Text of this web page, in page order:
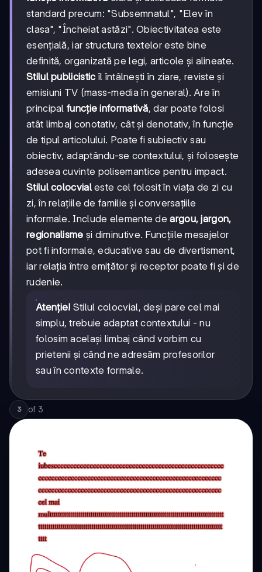
standard precum: "Subsemnatul", "Elev în
clasa", "Încheiat astăzi". Obiectivitatea este
esențială, iar structura textelor este bine
definită, organizată pe legi, articole și alineate.
Stilul publicistic îl întâlnești în ziare, reviste și
emisiuni TV (mass-media în general). Are în
principal funcție informativă, dar poate folosi
atât limbaj conotativ, cât și denotativ, în funcție
de tipul articolului. Poate fi subiectiv sau
obiectiv, adaptându-se contextului, și folosește
adesea cuvinte polisemantice pentru impact.
Stilul colocvialeste cel folosit în viața de zi cu
zi, în relațiile de familie și conversațiile
informale. Include elemente deargou, jargon,
regionalisme și diminutive. Funcțiile mesajelor
pot fi informale, educative sau de divertisment,
iar relația între emițător și receptor poate fi și de
rudenie.
Atenție! Stilul colocvial, deși pare cel mai
simplu, trebuie adaptat contextului - nu
folosim același limbaj când vorbim cu
prietenii și când ne adresăm profesorilor
sau în contexte formale.
3 of 3